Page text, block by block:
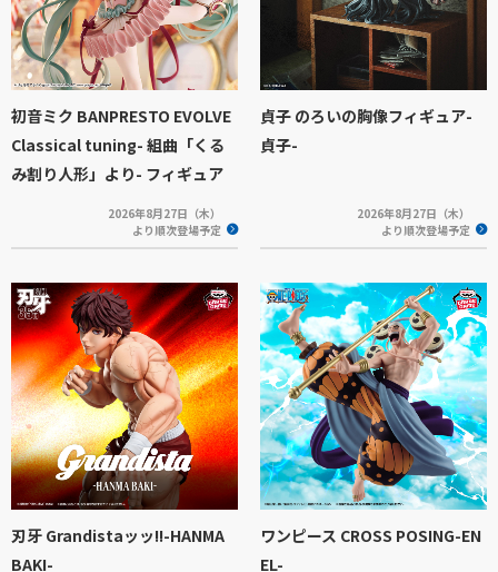
初音ミク BANPRESTO EVOLVE
Classical tuning- 組曲「くる
み割り人形」より- フィギュア
2026年8月27日（木）
より順次登場予定
貞子 のろいの胸像フィギュア-
貞子-
2026年8月27日（木）
より順次登場予定
刃牙 Grandistaッッ!!-HANMA
BAKI-
ワンピース CROSS POSING-EN
EL-